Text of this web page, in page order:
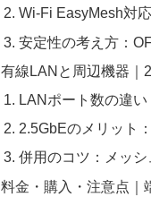
Wi-Fi EasyMesh対
安定性の考え方：
有線LANと周辺機器｜
LANポート数の違
2.5GbEのメリット
併用のコツ：メッ
料金・購入・注意点｜